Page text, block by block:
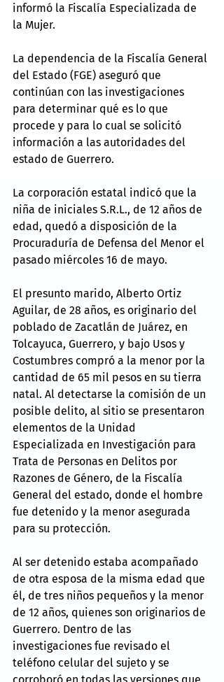
informó la Fiscalía Especializada de
la Mujer.
La dependencia de la Fiscalía General
del Estado (FGE) aseguró que
continúan con las investigaciones
para determinar qué es lo que
procede y para lo cual se solicitó
información a las autoridades del
estado de Guerrero.
La corporación estatal indicó que la
niña de iniciales S.R.L., de 12 años de
edad, quedó a disposición de la
Procuraduría de Defensa del Menor el
pasado miércoles 16 de mayo.
El presunto marido, Alberto Ortiz
Aguilar, de 28 años, es originario del
poblado de Zacatlán de Juárez, en
Tolcayuca, Guerrero, y bajo Usos y
Costumbres compró a la menor por la
cantidad de 65 mil pesos en su tierra
natal. Al detectarse la comisión de un
posible delito, al sitio se presentaron
elementos de la Unidad
Especializada en Investigación para
Trata de Personas en Delitos por
Razones de Género, de la Fiscalía
General del estado, donde el hombre
fue detenido y la menor asegurada
para su protección.
Al ser detenido estaba acompañado
de otra esposa de la misma edad que
él, de tres niños pequeños y la menor
de 12 años, quienes son originarios de
Guerrero. Dentro de las
investigaciones fue revisado el
teléfono celular del sujeto y se